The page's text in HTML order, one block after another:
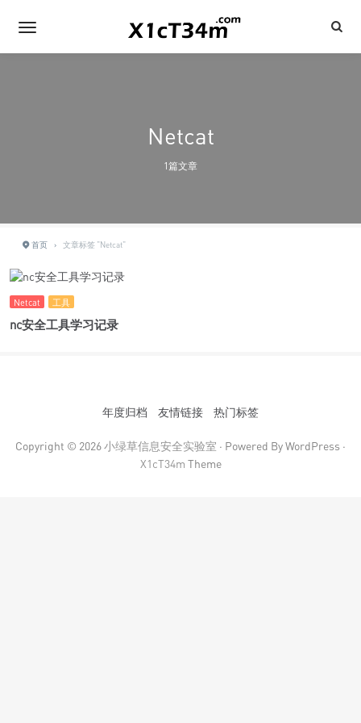
Netcat
1篇文章
首页 › 文章标签 "Netcat"
Netcat 工具
nc安全工具学习记录
年度归档 友情链接 热门标签
Copyright © 2026小绿草信息安全实验室 · Powered By WordPress ·
X1cT34m Theme